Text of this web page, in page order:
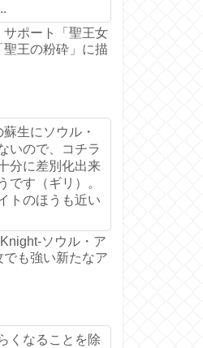
サポート「聖王女
聖王の粉砕」に描
生にソウル・
いので、コチラ
分に差別化出来
です（ギリ）。
トのほうも近い
ソウル・ア
も強い新たなア
くなることを除